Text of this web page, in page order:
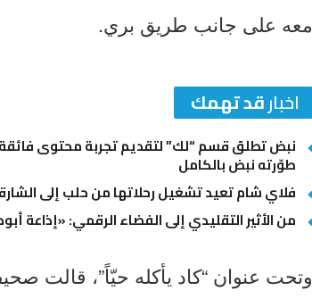
معه على جانب طريق بري.
اخبارقد تهمك
نبض تطلق قسم “لك” لتقديم تجربة محتوى
طوّرته نبض بالكامل
فلاي شام تعيد تشغيل رحلاتها من حلب إلى
من الأثير التقليدي إلى الفضاء الرقمي: «إذاعة
وتحت عنوان “كاد يأكله حيّاً”، قالت